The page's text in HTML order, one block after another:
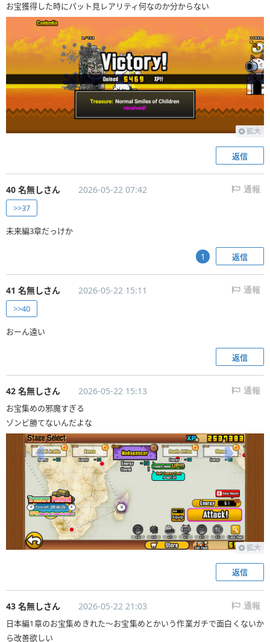
お宝獲得した時にパット見レアリティ何なのか分からない
拡大
返信
40 名無しさん 2026-05-22 07:42 通報
>>37
未来編3章だっけか
返信
1
41 名無しさん 2026-05-22 15:11 通報
>>40
おーん遠い
返信
42 名無しさん 2026-05-22 15:13 通報
お宝集めの邪魔すぎる
ゾンビ勝てないんだよな
拡大
返信
43 名無しさん 2026-05-22 21:03 通報
日本編1章のお宝集めきれた〜お宝集めとかいう作業ガチで面白くないか
ら改善欲しい